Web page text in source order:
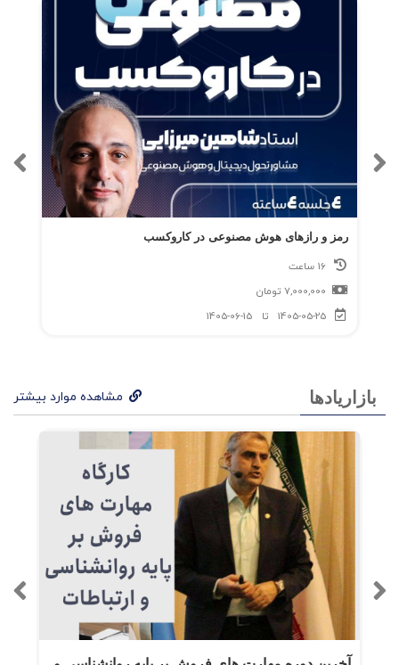
ماهی‌ها نمی‌دانند که در آب هستندحال‌گرا هستید
اقدامات کوچک هویت شما را تغییر می‌دهد
بخش 2: نه گفتن اگر حس نمی‌کنی «آره، خودشه!»
پس بگو نه
هنر بی‌فایده است، من هم همین‌طور
آسیب‌پذیر است)
ترک عادتی که دوستش داری
پایان این بازی چگونه خواهد بود؟
اجتماعیِ انفرادی بیرون آمدن از حال بد روح
یبخش 3: دست‌به‌کار شو
محدودیت سرعت وجود ندارد
رمز و رازهای هوش مصنوعی در کاروکسب
7,000,000 تومان
1405-05-25
تا 1405-06-15
بازاریادها مشاهده موارد بیشتر